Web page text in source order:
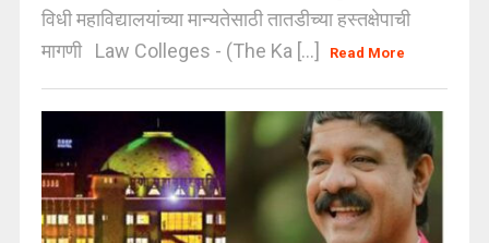
विधी महाविद्यालयांच्या मान्यतेसाठी तातडीच्या हस्तक्षेपाची
मागणी Law Colleges - (The Ka [...]
Read More